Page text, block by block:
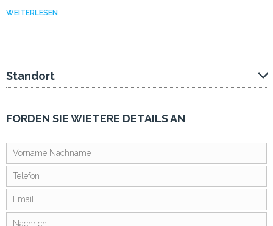
WEITERLESEN
Standort
FORDEN SIE WIETERE DETAILS AN